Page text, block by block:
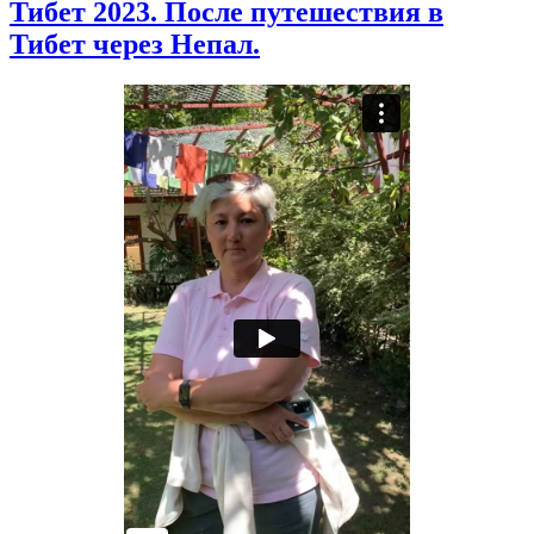
Тибет 2023. После путешествия в
Тибет через Непал.